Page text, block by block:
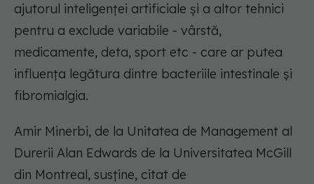
ajutorul inteligenței artificiale și a altor tehnici
pentru a exclude variabile - vârstă,
medicamente, deta, sport etc - care ar putea
influența legătura dintre bacteriile intestinale și
fibromialgia.
Amir Minerbi, de la Unitatea de Management al
Durerii Alan Edwards de la Universitatea McGill
din Montreal, susține, citat de